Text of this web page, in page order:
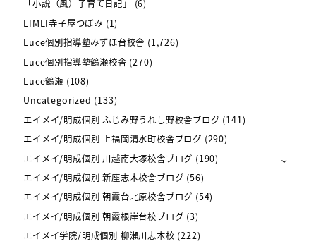
「小説（風）子育て日記」
(6)
EIMEI寺子屋つぼみ (1)
Luce個別指導塾みずほ台校舎 (1,726)
Luce個別指導塾鶴瀬校舎 (270)
Luce鶴瀬 (108)
Uncategorized (133)
エイメイ/明成個別 ふじみ野うれし野校舎ブログ (141)
エイメイ/明成個別 上福岡清水町校舎ブログ (290)
エイメイ/明成個別 川越南大塚校舎ブログ (190)
エイメイ/明成個別 新座志木校舎ブログ (56)
エイメイ/明成個別 朝霞台北原校舎ブログ (54)
エイメイ/明成個別 朝霞根岸台校ブログ (3)
エイメイ学院/明成個別 柳瀬川志木校 (222)